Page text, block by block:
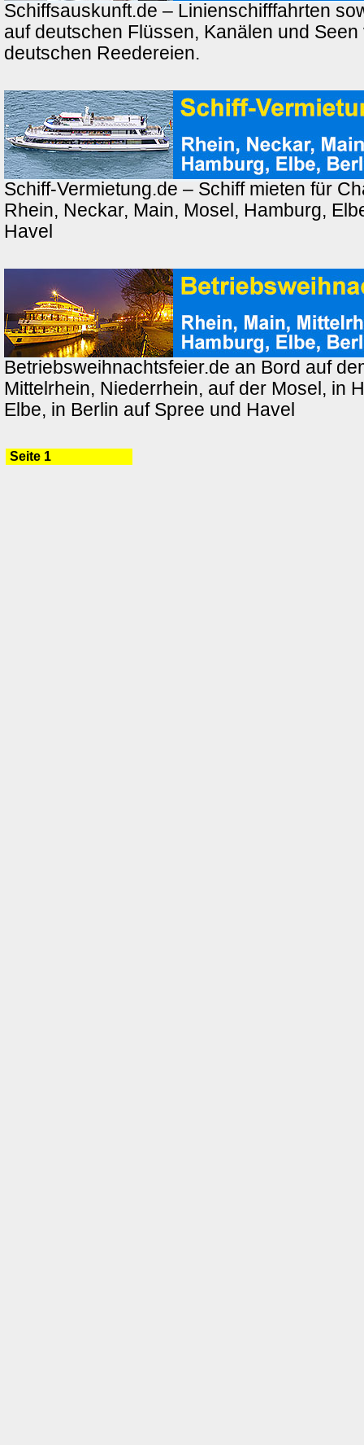
Schiffsauskunft.de – Linienschifffahrten
auf deutschen Flüssen, Kanälen und Seen
deutschen Reedereien.
Schiff-Vermietung.de – Schiff mieten für
Rhein, Neckar, Main, Mosel, Hamburg,
Havel
Betriebsweihnachtsfeier.de an Bord auf
Mittelrhein, Niederrhein, auf der Mosel, in
Elbe, in Berlin auf Spree und Havel
Seite 1